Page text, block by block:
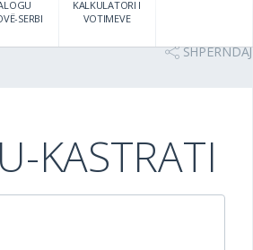
SERBI
KALKULATORI I
VOTIMEVE
SHPËRNDAJ
KASTRATI